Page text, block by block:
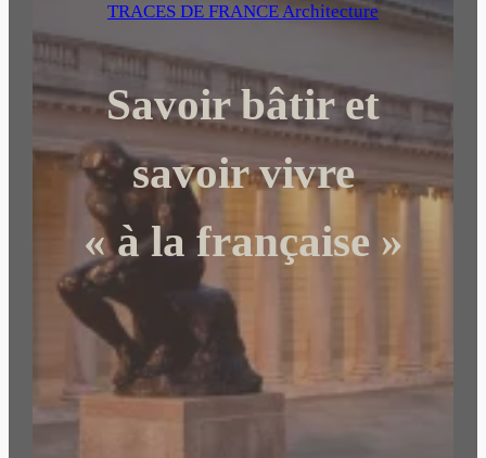
r
c
h
r
TRACES DE FRANCE Architecture
Savoir bâtir et
savoir vivre
« à la française »